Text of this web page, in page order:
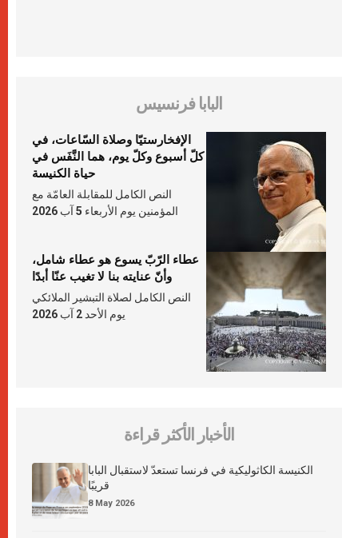
البابا فرنسيس
الإفخارستيّا وصلاة السّاعات، في
كلّ أسبوع وكلّ يوم، هما النَّفَس في
حياة الكنيسة
النص الكامل للمقابلة العامّة مع
المؤمنين يوم الأربعاء 5 آب 2026
عطاء الرّبّ يسوع هو عطاء شامل،
وأنّ عنايته بنا لا تغيب عنّا أبدًا
النص الكامل لصلاة التبشير الملائكي
يوم الأحد 2 آب 2026
الأخبار الأكثر قراءة
الكنيسة الكاثوليكية في فرنسا تستعدّ لاستقبال البابا
قريبًا
8 May 2026